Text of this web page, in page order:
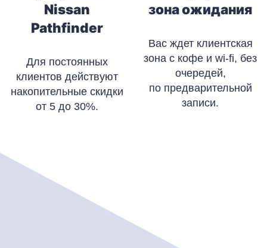
Nissan
Pathfinder
Для постоянных
клиентов действуют
накопительные скидки
от 5 до 30%.
зона ожидания
Вас ждет клиентская
зона с кофе и wi-fi, без
очередей,
по предварительной
записи.